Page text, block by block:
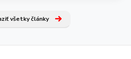
všetky články